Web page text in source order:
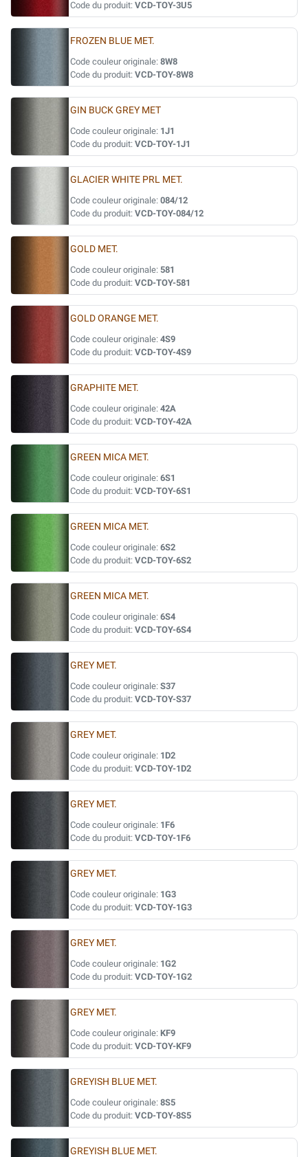
Code du produit: VCD-TOY-3U5
FROZEN BLUE MET.
Code couleur originale: 8W8
Code du produit: VCD-TOY-8W8
GIN BUCK GREY MET
Code couleur originale: 1J1
Code du produit: VCD-TOY-1J1
GLACIER WHITE PRL MET.
Code couleur originale: 084/12
Code du produit: VCD-TOY-084/12
GOLD MET.
Code couleur originale: 581
Code du produit: VCD-TOY-581
GOLD ORANGE MET.
Code couleur originale: 4S9
Code du produit: VCD-TOY-4S9
GRAPHITE MET.
Code couleur originale: 42A
Code du produit: VCD-TOY-42A
GREEN MICA MET.
Code couleur originale: 6S1
Code du produit: VCD-TOY-6S1
GREEN MICA MET.
Code couleur originale: 6S2
Code du produit: VCD-TOY-6S2
GREEN MICA MET.
Code couleur originale: 6S4
Code du produit: VCD-TOY-6S4
GREY MET.
Code couleur originale: S37
Code du produit: VCD-TOY-S37
GREY MET.
Code couleur originale: 1D2
Code du produit: VCD-TOY-1D2
GREY MET.
Code couleur originale: 1F6
Code du produit: VCD-TOY-1F6
GREY MET.
Code couleur originale: 1G3
Code du produit: VCD-TOY-1G3
GREY MET.
Code couleur originale: 1G2
Code du produit: VCD-TOY-1G2
GREY MET.
Code couleur originale: KF9
Code du produit: VCD-TOY-KF9
GREYISH BLUE MET.
Code couleur originale: 8S5
Code du produit: VCD-TOY-8S5
GREYISH BLUE MET.